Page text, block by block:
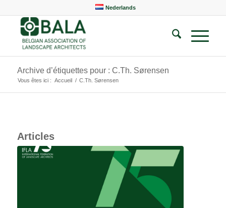
Nederlands
Archive d’étiquettes pour : C.Th. Sørensen
Vous êtes ici : Accueil / C.Th. Sørensen
Articles